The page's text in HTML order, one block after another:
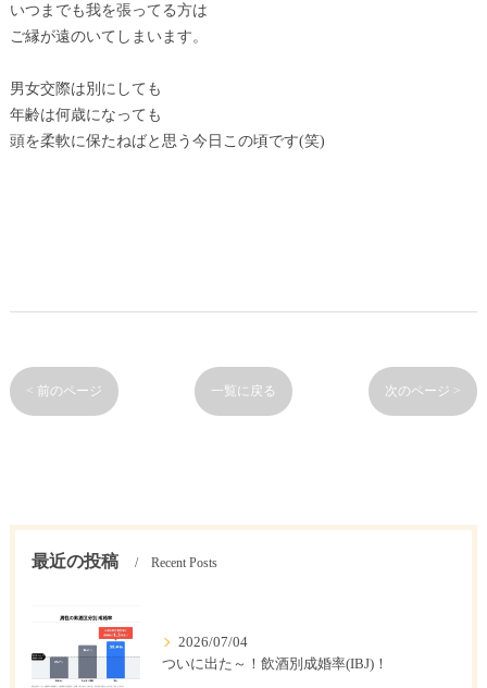
いつまでも我を張ってる方は
ご縁が遠のいてしまいます。
男女交際は別にしても
年齢は何歳になっても
頭を柔軟に保たねばと思う今日この頃です(笑)
< 前のページ 一覧に戻る 次のページ >
最近の投稿 Recent Posts
2026/07/04
ついに出た～！飲酒別成婚率(IBJ)！